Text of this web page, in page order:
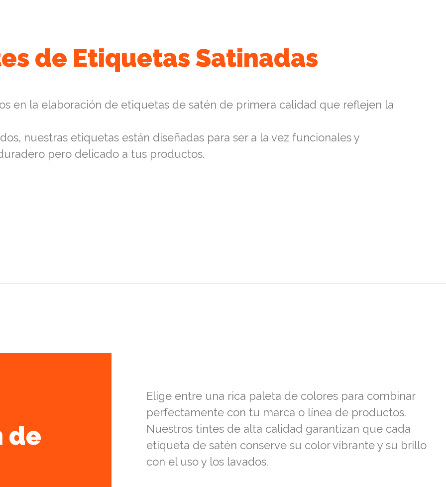
de Etiquetas Satinadas
en la elaboración de etiquetas de satén de primera calidad que reflejen la
nuestras etiquetas están diseñadas para ser a la vez funcionales y
pero delicado a tus productos.
de
Elige entre una rica paleta de colores para combinar
perfectamente con tu marca o línea de productos.
Nuestros tintes de alta calidad garantizan que cada
etiqueta de satén conserve su color vibrante y su brillo
con el uso y los lavados.